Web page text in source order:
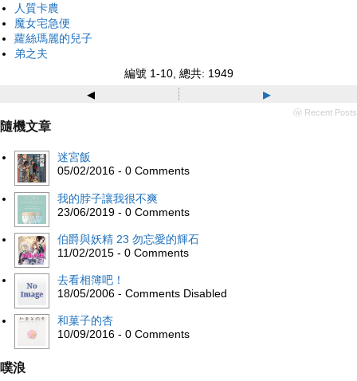
人質卡農
魔女宅急便
蘿絲瑪麗的兒子
弟之夫
編號 1-10, 總共: 1949
◂ ▸
ⓦ Recent Posts
隨機文章
迷宮飯
05/02/2016 - 0 Comments
我的脖子讓我很不爽
23/06/2019 - 0 Comments
伯爵與妖精 23 勿忘愛的輝石
11/02/2015 - 0 Comments
去看相簿吧！
18/05/2006 - Comments Disabled
和菓子的杏
10/09/2016 - 0 Comments
噗浪